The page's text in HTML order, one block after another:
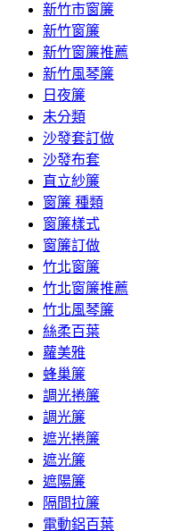
新竹市窗簾
新竹窗簾
新竹窗簾推薦
新竹風琴簾
日夜簾
未分類
沙發套訂做
沙發布套
直立紗簾
窗簾 種類
窗簾樣式
窗簾訂做
竹北窗簾
竹北窗簾推薦
竹北風琴簾
絲柔百葉
蘿美雅
蜂巢簾
調光捲簾
調光簾
遮光捲簾
遮光簾
遮陽簾
隔間拉簾
電動鋁百葉